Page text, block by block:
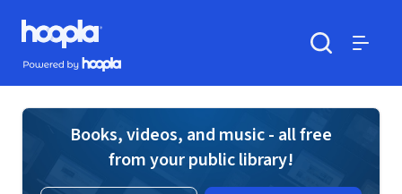
Skip to main content
Hoopla logo
Powered by Hoopla
Books, videos, and music - all free
from your public library!